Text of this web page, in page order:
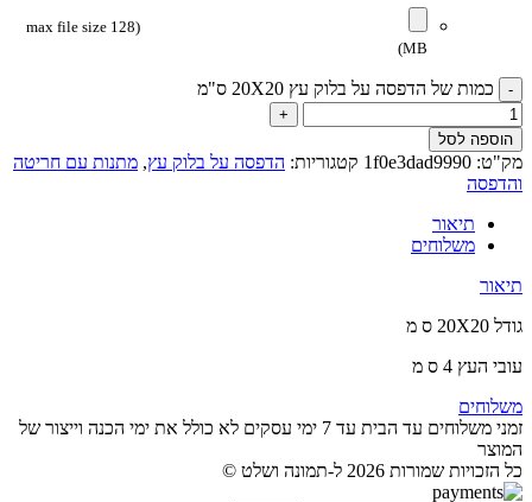
(max file size 128
MB)
כמות של הדפסה על בלוק עץ 20X20 ס"מ
הוספה לסל
מק"ט: 1f0e3dad9990 קטגוריות: הדפסה על בלוק עץ, מתנות עם חריטה
והדפסה
תיאור
משלוחים
תיאור
גודל 20X20 ס מ
עובי העץ 4 ס מ
משלוחים
זמני משלוחים עד הבית עד 7 ימי עסקים לא כולל את ימי הכנה וייצור של
המוצר
כל הזכויות שמורות 2026 ל-תמונה ושלט ©